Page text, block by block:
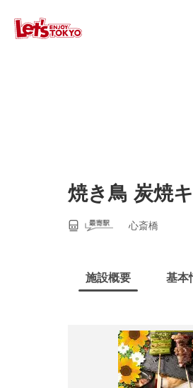
焼き鳥 炭焼
心斎橋
施設概要 基本